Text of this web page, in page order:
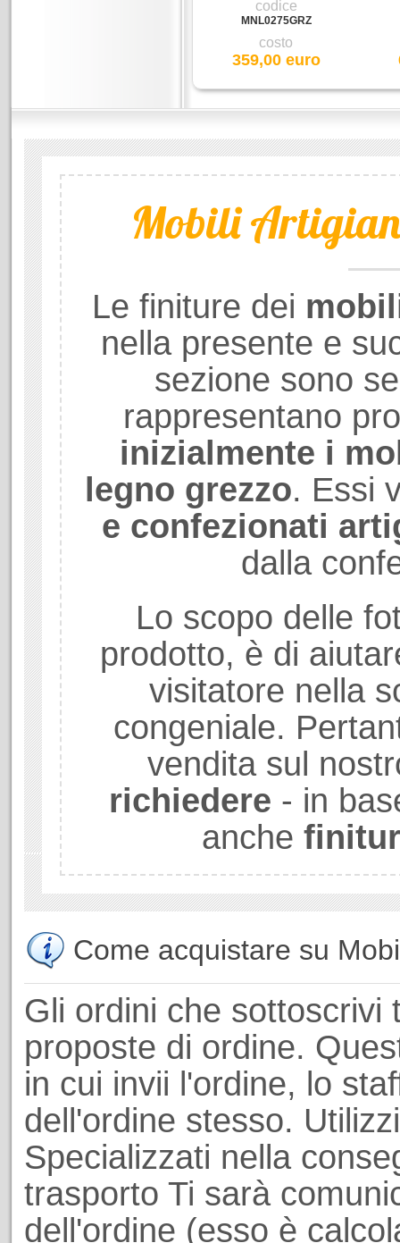
codice
MNL0275GRZ
costo
359,00 euro
Mobili
Le finiture dei
nella presente e
sezione sono
rappresentano
inizialmente i
legno grezzo. Essi
e confezionati
dalla
Lo scopo delle
prodotto, è di
visitatore nella
congeniale.
vendita sul
richiedere - in
anche
Come acquistare su
Gli ordini che sottoscrivi
proposte di ordine.
in cui invii l'ordine, lo
dell'ordine stesso.
Specializzati nella
trasporto Ti sarà
dell'ordine (esso è